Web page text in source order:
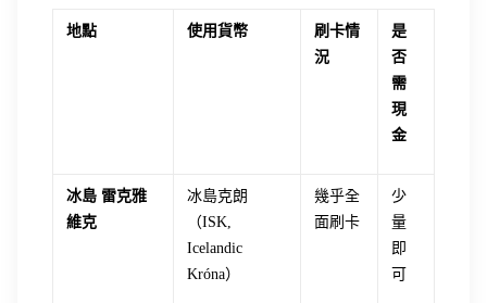
地點 使用貨幣
刷卡情
況
是
否
需
現
金
冰島 雷克雅
維克
冰島克朗
（ISK,
Icelandic
Króna）
幾乎全
面刷卡
少
量
即
可